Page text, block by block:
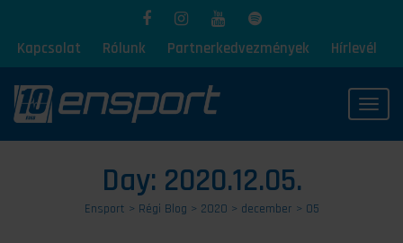
Kapcsolat Rólunk Partnerkedvezmények Hírlevél
Day: 2020.12.05.
Ensport > Régi Blog > 2020 > december > 05